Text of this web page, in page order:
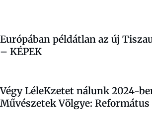
Európában példátlan az új
– KÉPEK
Végy LéleKzetet nálunk 2024-
Művészetek Völgye: Református